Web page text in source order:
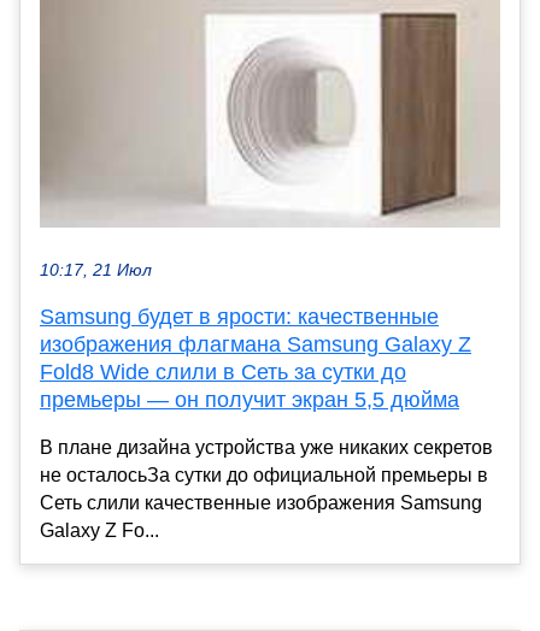
10:17, 21 Июл
Samsung будет в ярости: качественные
изображения флагмана Samsung Galaxy Z
Fold8 Wide слили в Сеть за сутки до
премьеры — он получит экран 5,5 дюйма
В плане дизайна устройства уже никаких секретов
не осталосьЗа сутки до официальной премьеры в
Сеть слили качественные изображения Samsung
Galaxy Z Fo...